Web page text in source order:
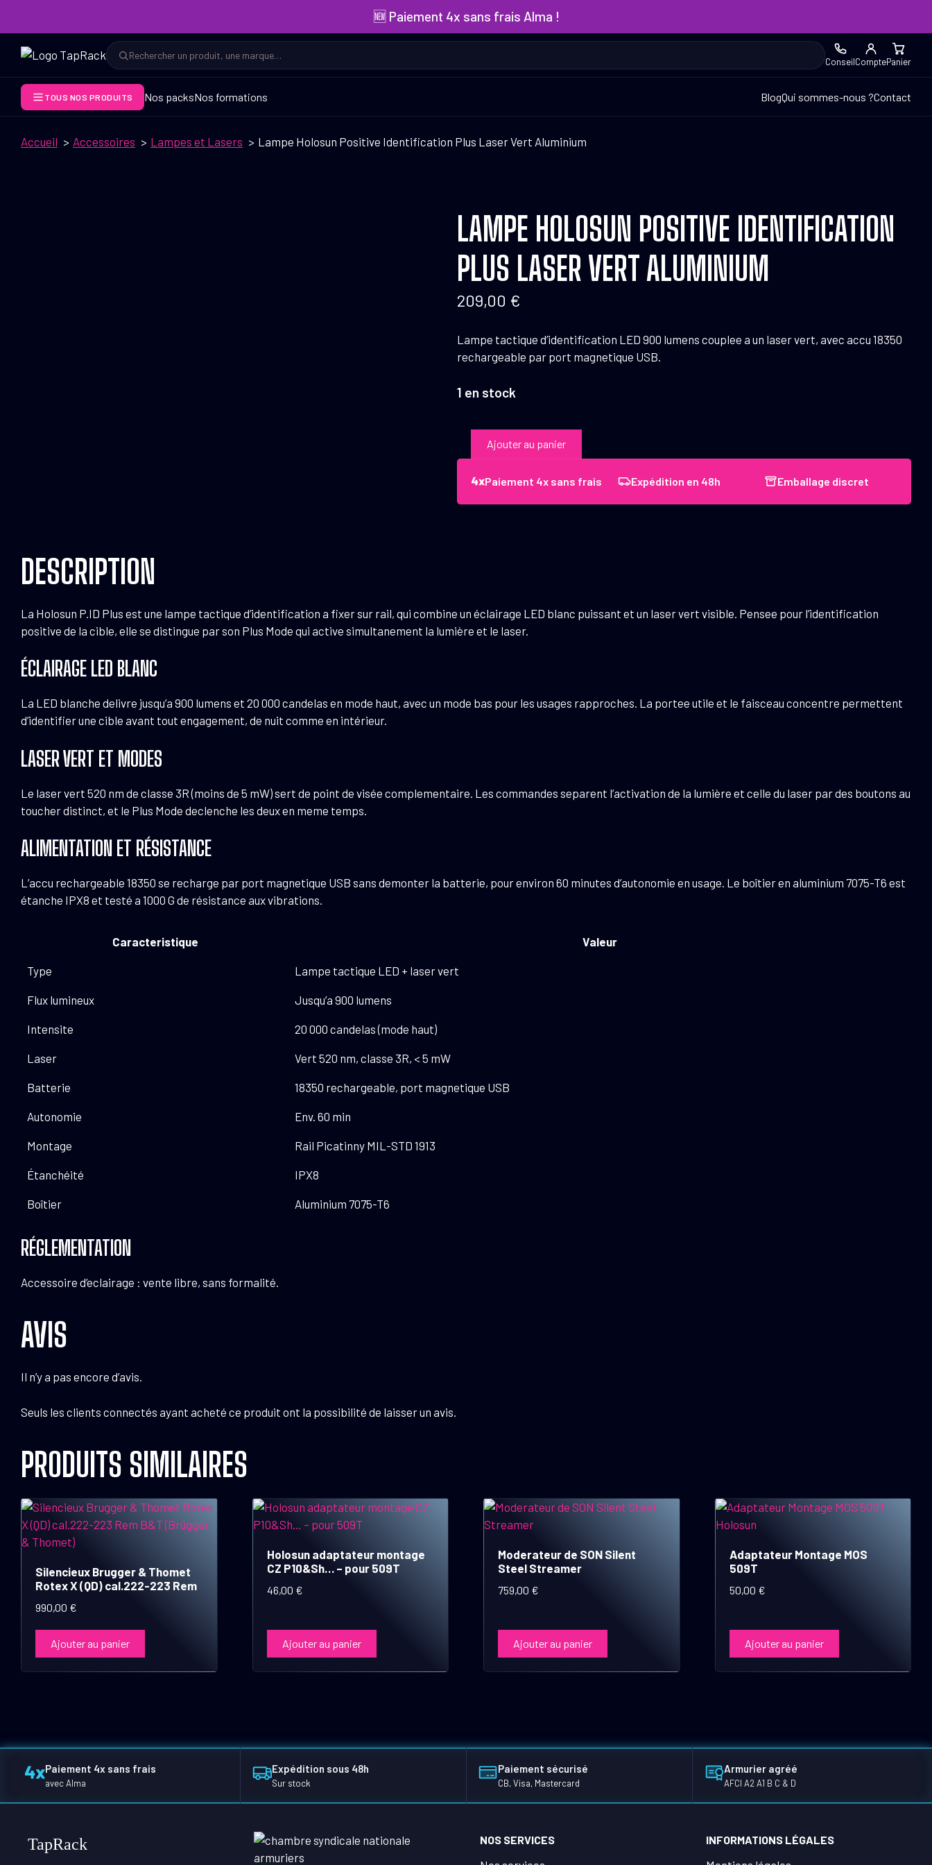
🆕 Paiement 4x sans frais Alma !
Rechercher
Rechercher ConseilComptePanier
TOUS NOS PRODUITS Nos packsNos formations BlogQui sommes-nous ?Contact
Accueil Accessoires Lampes et Lasers Lampe Holosun Positive Identification Plus Laser Vert Aluminium
LAMPE HOLOSUN POSITIVE IDENTIFICATION
PLUS LASER VERT ALUMINIUM
209,00 €
Lampe tactique d’identification LED 900 lumens couplee a un laser vert, avec accu 18350
rechargeable par port magnetique USB.
1 en stock
Holosun
Positive
Ajouter au panier
Paiement 4x sans frais Expédition en 48h Emballage discret
DESCRIPTION
La Holosun P.ID Plus est une lampe tactique d’identification a fixer sur rail, qui combine un éclairage LED blanc puissant et un laser vert visible. Pensee pour l’identification
positive de la cible, elle se distingue par son Plus Mode qui active simultanement la lumière et le laser.
ÉCLAIRAGE LED BLANC
La LED blanche delivre jusqu’a 900 lumens et 20 000 candelas en mode haut, avec un mode bas pour les usages rapproches. La portee utile et le faisceau concentre permettent
d’identifier une cible avant tout engagement, de nuit comme en intérieur.
LASER VERT ET MODES
Le laser vert 520 nm de classe 3R (moins de 5 mW) sert de point de visée complementaire. Les commandes separent l’activation de la lumière et celle du laser par des boutons au
toucher distinct, et le Plus Mode declenche les deux en meme temps.
ALIMENTATION ET RÉSISTANCE
L’accu rechargeable 18350 se recharge par port magnetique USB sans demonter la batterie, pour environ 60 minutes d’autonomie en usage. Le boîtier en aluminium 7075-T6 est
étanche IPX8 et testé a 1000 G de résistance aux vibrations.
Caracteristique Valeur
Type Lampe tactique LED + laser vert
Flux lumineux Jusqu’a 900 lumens
Intensite 20 000 candelas (mode haut)
Laser Vert 520 nm, classe 3R, < 5 mW
Batterie 18350 rechargeable, port magnetique USB
Autonomie Env. 60 min
Montage Rail Picatinny MIL-STD 1913
Étanchéité IPX8
Boîtier Aluminium 7075-T6
RÉGLEMENTATION
Accessoire d’eclairage : vente libre, sans formalité.
AVIS
Il n’y a pas encore d’avis.
Seuls les clients connectés ayant acheté ce produit ont la possibilité de laisser un avis.
PRODUITS SIMILAIRES
Silencieux Brugger & Thomet
Rotex X (QD) cal.222-223 Rem
990,00 €
Ajouter au panier
Holosun adaptateur montage
CZ P10&Sh… – pour 509T
46,00 €
Ajouter au panier
Moderateur de SON Silent
Steel Streamer
759,00 €
Ajouter au panier
Adaptateur Montage MOS
509T
50,00 €
Ajouter au panier
Paiement 4x sans frais
avec Alma
Expédition sous 48h
Sur stock
Paiement sécurisé
CB, Visa, Mastercard
Armurier agréé
AFCI A2 A1 B C & D
TapRack NOS SERVICES INFORMATIONS LÉGALES